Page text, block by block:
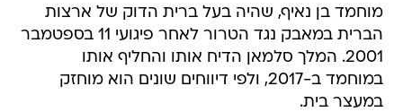
מוחמד בן נאיף, שהיה בעל ברית הדוק של ארצות
הברית במאבק נגד הטרור לאחר פיגועי 11 בספטמבר
2001. המלך סלמאן הדיח אותו והחליף אותו
במוחמד ב-2017, ולפי דיווחים שונים הוא מוחזק
במעצר בית.